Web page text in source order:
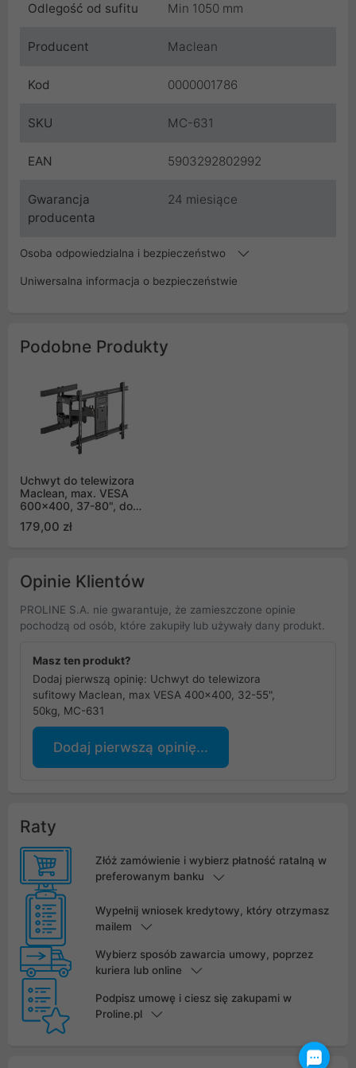
Odlegość od sufitu Min 1050 mm
Producent Maclean
Kod 0000001786
SKU MC-631
EAN 5903292802992
Gwarancja
producenta
24 miesiące
Osoba odpowiedzialna i bezpieczeństwo
Uniwersalna informacja o bezpieczeństwie
Podobne Produkty
Uchwyt do telewizora
Maclean, max. VESA
600x400, 37-80", do
179,00 zł
Opinie Klientów
PROLINE S.A. nie gwarantuje, że zamieszczone opinie
pochodzą od osób, które zakupiły lub używały dany produkt.
Masz ten produkt?
Dodaj pierwszą opinię: Uchwyt do telewizora
sufitowy Maclean, max VESA 400x400, 32-55",
50kg, MC-631
Dodaj pierwszą opinię...
Raty
Złóż zamówienie i wybierz płatność ratalną w
preferowanym banku
Wypełnij wniosek kredytowy, który otrzymasz
mailem
Wybierz sposób zawarcia umowy, poprzez
kuriera lub online
Podpisz umowę i ciesz się zakupami w
Proline.pl